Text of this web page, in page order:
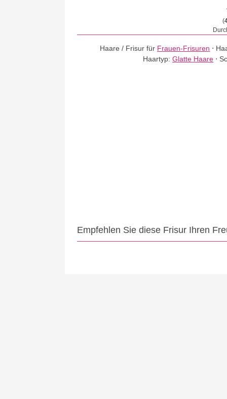
(
Haare / Frisur für Frauen-Frisuren ⋅
Haartyp:Glatte Haare ⋅
Empfehlen Sie diese Frisur Ihren